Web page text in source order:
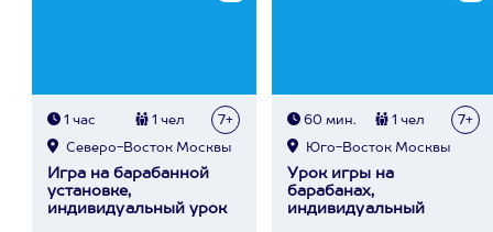
1 час 1 чел 7+
Северо-Восток Москвы
Игра на барабанной
установке,
индивидуальный урок
60 мин. 1 чел 7+
Юго-Восток Москвы
Урок игры на
барабанах,
индивидуальный